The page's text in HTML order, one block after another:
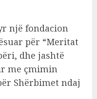
një fondacion
për “Meritat
dhe jashtë
me çmimin
Shërbimet ndaj